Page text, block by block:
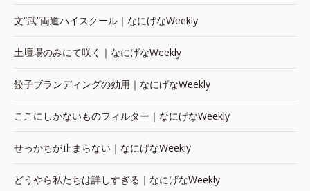
文“武”両道ハイスクール｜なにげなWeekly
土壇場のみにて咲く｜なにげなWeekly
餃子ブランディングの効用｜なにげなWeekly
ここにしかないものフィルター｜なにげなWeekly
せっかちが止まらない｜なにげなWeekly
どうやら私たちは詳しすぎる｜なにげなWeekly